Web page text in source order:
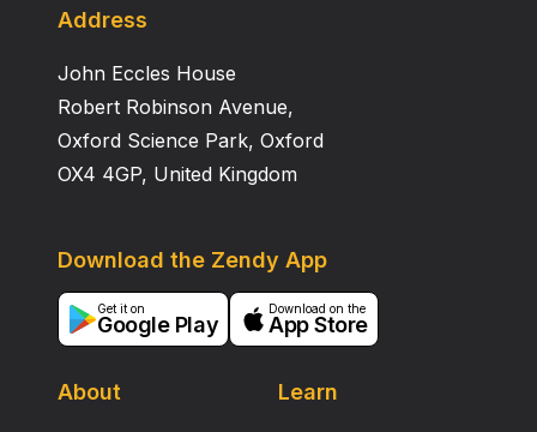
Pembelajaran Fikih
Address
John Eccles House
Robert Robinson Avenue,
Oxford Science Park, Oxford
OX4 4GP, United Kingdom
About Learn
Download the Zendy App
Get it on
Google Play
Download on the
App Store